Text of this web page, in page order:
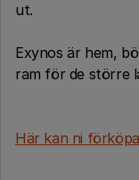
ut.
Exynos är hem,
ram för de större
Här kan ni